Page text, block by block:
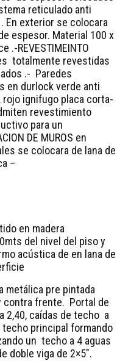
reticulado anti
En exterior se colocara
espesor. Material 100 x
.-REVESTIMEINTO
totalmente revestidas
.- Paredes
en durlock verde anti
rojo ignifugo placa corta-
revestimiento
para un
DE MUROS en
se colocara de lana de
–
en madera
del nivel del piso y
acústica de en lana de
metálica pre pintada
contra frente. Portal de
2,40, caídas de techo a
principal formando
un techo a 4 aguas
doble viga de 2×5″.